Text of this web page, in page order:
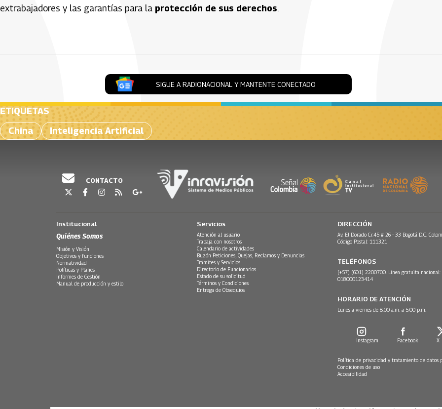
extrabajadores y las garantías para la protección de sus derechos.
SIGUE A RADIONACIONAL Y MANTENTE CONECTADO
ETIQUETAS
China
Inteligencia Artificial
CONTACTO
Institucional
Quiénes Somos
Misión y Visión
Objetivos y funciones
Normatividad
Políticas y Planes
Informes de Gestión
Manual de producción y estilo
Servicios
Atención al usuario
Trabaja con nosotros
Calendario de actividades
Buzón Peticiones, Quejas, Reclamos y Denuncias
Trámites y Servicios
Directorio de Funcionarios
Estado de su solicitud
Términos y Condiciones
Entrega de Obsequios
DIRECCIÓN
Av. El Dorado Cr.45 # 26 - 33 Bogotá D.C.
Código Postal: 111321
TELÉFONOS
(+57) (601) 2200700. Línea gratuita nacional:
018000123414
HORARIO DE ATENCIÓN
Lunes a viernes de 8:00 a.m. a 5:00 p.m.
Instagram Facebook X
Política de privacidad y tratamiento de datos
Condiciones de uso
Accesibilidad